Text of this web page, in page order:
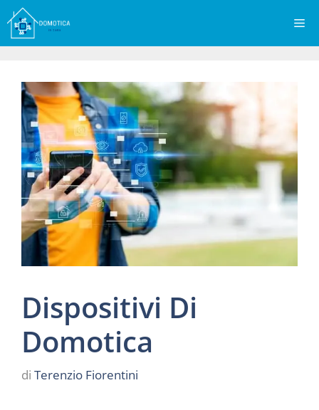
Vai
al
contenuto
Dispositivi Di
Domotica
di Terenzio Fiorentini